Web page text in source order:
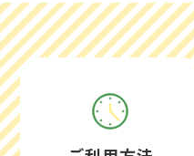
18
金 ○ ○ ○
19
土 ○ ○ ○
○
○
○ ○